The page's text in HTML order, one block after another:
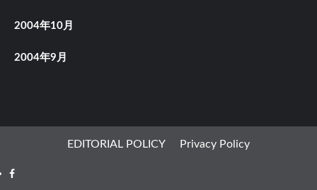
2004年10月
2004年9月
EDITORIAL POLICY Privacy Policy
Facebook